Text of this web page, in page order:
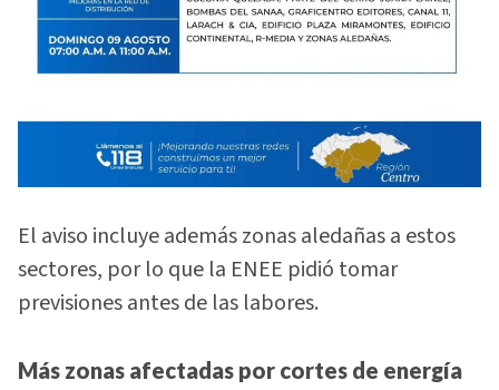
El aviso incluye además zonas aledañas a estos
sectores, por lo que la ENEE pidió tomar
previsiones antes de las labores.
Más zonas afectadas por cortes de energía